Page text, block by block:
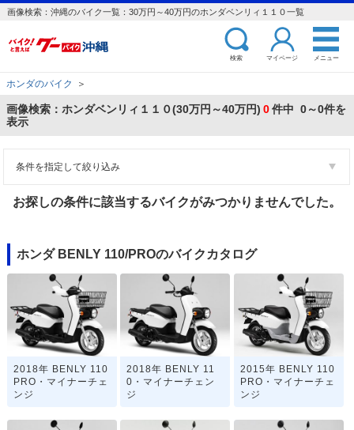
画像検索：沖縄のバイク一覧：30万円～40万円のホンダベンリィ１１０一覧
検索 マイページ メニュー
ホンダのバイク ＞
画像検索：ホンダベンリィ１１０(30万円～40万円) 0件中 0～0件を
表示
条件を指定して絞り込み
お探しの条件に該当するバイクがみつかりませんでした。
ホンダ BENLY 110/PROのバイクカタログ
2018年 BENLY 110
PRO・マイナーチェ
ンジ
2018年 BENLY 11
0・マイナーチェン
ジ
2015年 BENLY 110
PRO・マイナーチェ
ンジ